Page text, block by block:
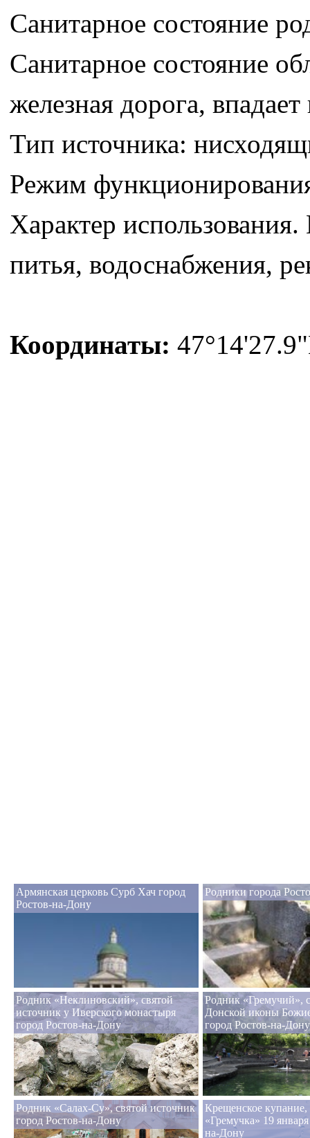
Санитарное состояние
Санитарное состояние
железная дорога,
Тип источника:
Режим
Характер
питья, водоснабжения,
Координаты:
Армянская церковь Сурб Хач город
Ростов-на-Дону
Родники города
Родник «Неклиновский», святой
источник у Иверского монастыря
город Ростов-на-Дону
Родник «Гремучий»,
Донской иконы
город Ростов-на-Дону
Родник «Салах-Су», святой источник
город Ростов-на-Дону
Крещенское
«Гремучка» 19
на-Дону